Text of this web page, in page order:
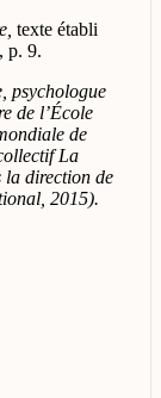
texte établi
p. 9.
psychologue
de l’École
de
La
la direction de
2015).